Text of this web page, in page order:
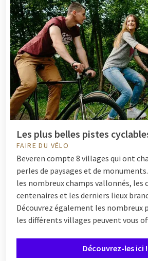
Les plus belles pistes
FAIRE DU VÉLO
Beveren compte 8 villages qui ont
perles de paysages et de
les nombreux champs vallonnés, les
centenaires et les derniers lieux
Découvrez également les nombreux
les différents villages peuvent vous
Découvrez-les ici !